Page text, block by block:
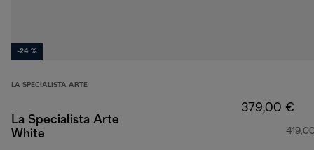
-24 %
LA SPECIALISTA ARTE
La Specialista Arte
White
379,00 €